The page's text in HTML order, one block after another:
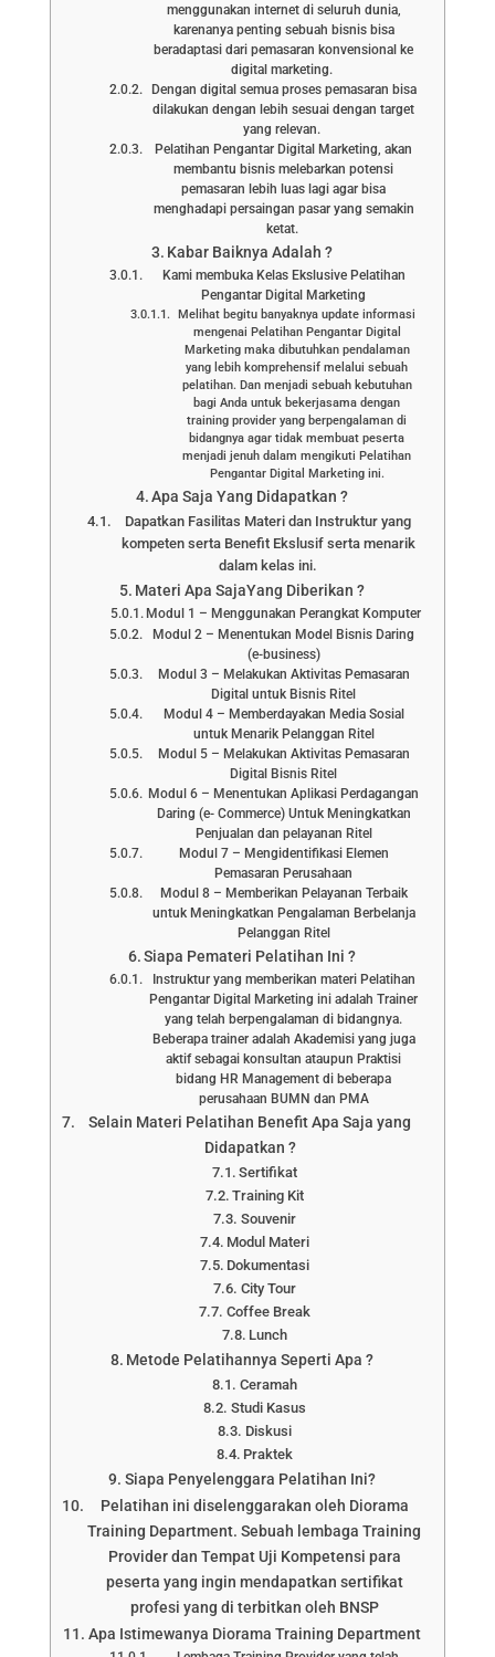
menggunakan internet di seluruh dunia,
karenanya penting sebuah bisnis bisa
beradaptasi dari pemasaran konvensional ke
digital marketing.
Dengan digital semua proses pemasaran bisa
dilakukan dengan lebih sesuai dengan target
yang relevan.
Pelatihan Pengantar Digital Marketing, akan
membantu bisnis melebarkan potensi
pemasaran lebih luas lagi agar bisa
menghadapi persaingan pasar yang semakin
ketat.
Kabar Baiknya Adalah ?
Kami membuka Kelas Ekslusive Pelatihan
Pengantar Digital Marketing
Melihat begitu banyaknya update informasi
mengenai Pelatihan Pengantar Digital
Marketing maka dibutuhkan pendalaman
yang lebih komprehensif melalui sebuah
pelatihan. Dan menjadi sebuah kebutuhan
bagi Anda untuk bekerjasama dengan
training provider yang berpengalaman di
bidangnya agar tidak membuat peserta
menjadi jenuh dalam mengikuti Pelatihan
Pengantar Digital Marketing ini.
Apa Saja Yang Didapatkan ?
Dapatkan Fasilitas Materi dan Instruktur yang
kompeten serta Benefit Ekslusif serta menarik
dalam kelas ini.
Materi Apa SajaYang Diberikan ?
Modul 1 – Menggunakan Perangkat Komputer
Modul 2 – Menentukan Model Bisnis Daring
(e-business)
Modul 3 – Melakukan Aktivitas Pemasaran
Digital untuk Bisnis Ritel
Modul 4 – Memberdayakan Media Sosial
untuk Menarik Pelanggan Ritel
Modul 5 – Melakukan Aktivitas Pemasaran
Digital Bisnis Ritel
Modul 6 – Menentukan Aplikasi Perdagangan
Daring (e- Commerce) Untuk Meningkatkan
Penjualan dan pelayanan Ritel
Modul 7 – Mengidentifikasi Elemen
Pemasaran Perusahaan
Modul 8 – Memberikan Pelayanan Terbaik
untuk Meningkatkan Pengalaman Berbelanja
Pelanggan Ritel
Siapa Pemateri Pelatihan Ini ?
Instruktur yang memberikan materi Pelatihan
Pengantar Digital Marketing ini adalah Trainer
yang telah berpengalaman di bidangnya.
Beberapa trainer adalah Akademisi yang juga
aktif sebagai konsultan ataupun Praktisi
bidang HR Management di beberapa
perusahaan BUMN dan PMA
Selain Materi Pelatihan Benefit Apa Saja yang
Didapatkan ?
Sertifikat
Training Kit
Souvenir
Modul Materi
Dokumentasi
City Tour
Coffee Break
Lunch
Metode Pelatihannya Seperti Apa ?
Ceramah
Studi Kasus
Diskusi
Praktek
Siapa Penyelenggara Pelatihan Ini?
Pelatihan ini diselenggarakan oleh Diorama
Training Department. Sebuah lembaga Training
Provider dan Tempat Uji Kompetensi para
peserta yang ingin mendapatkan sertifikat
profesi yang di terbitkan oleh BNSP
Apa Istimewanya Diorama Training Department